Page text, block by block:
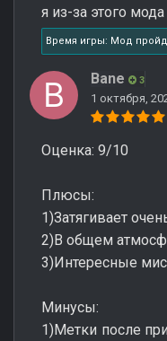
я из-за этого
Время игры: Мод
Bane 3
1 октября,
Оценка: 9/10
Плюсы:
1)Затягивает
2)В общем
3)Интересные
Минусы:
1)Метки после